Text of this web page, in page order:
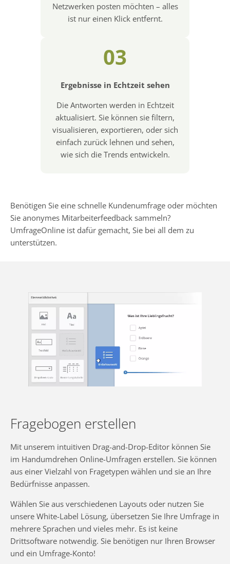
Netzwerken posten möchten – alles
ist nur einen Klick entfernt.
03
Ergebnisse in Echtzeit sehen
Die Antworten werden in Echtzeit
aktualisiert. Sie können sie filtern,
visualisieren, exportieren, oder sich
einfach zurück lehnen und sehen,
wie sich die Trends entwickeln.
Benötigen Sie eine schnelle Kundenumfrage oder möchten
Sie anonymes Mitarbeiterfeedback sammeln?
UmfrageOnline ist dafür gemacht, Sie bei all dem zu
unterstützen.
Fragebogen erstellen
Mit unserem intuitiven Drag-and-Drop-Editor können Sie
im Handumdrehen Online-Umfragen erstellen. Sie können
aus einer Vielzahl von Fragetypen wählen und sie an Ihre
Bedürfnisse anpassen.
Wählen Sie aus verschiedenen Layouts oder nutzen Sie
unsere White-Label Lösung, übersetzen Sie Ihre Umfrage in
mehrere Sprachen und vieles mehr. Es ist keine
Drittsoftware notwendig. Sie benötigen nur Ihren Browser
und ein Umfrage-Konto!